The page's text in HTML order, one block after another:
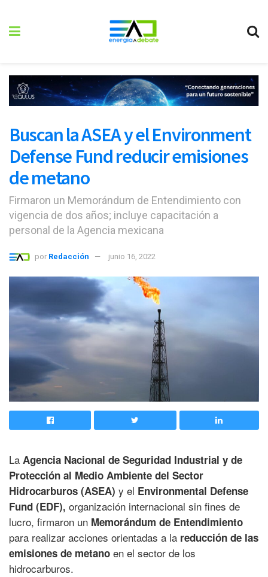
Buscan la ASEA y el Environment
Defense Fund reducir emisiones
de metano
Firmaron un Memorándum de Entendimiento con
vigencia de dos años; incluye capacitación a
personal de la Agencia mexicana
por Redacción junio 16, 2022
La Agencia Nacional de Seguridad Industrial y de
Protección al Medio Ambiente del Sector
Hidrocarburos (ASEA) y el Environmental Defense
Fund (EDF), organización internacional sin fines de
lucro, firmaron un Memorándum de Entendimiento
para realizar acciones orientadas a la reducción de las
emisiones de metano en el sector de los
hidrocarburos.